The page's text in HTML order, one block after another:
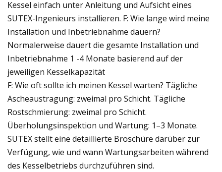
Kessel einfach unter Anleitung und Aufsicht eines
SUTEX-Ingenieurs installieren. F: Wie lange wird meine
Installation und Inbetriebnahme dauern?
Normalerweise dauert die gesamte Installation und
Inbetriebnahme 1 -4 Monate basierend auf der
jeweiligen Kesselkapazität
F: Wie oft sollte ich meinen Kessel warten? Tägliche
Ascheaustragung: zweimal pro Schicht. Tägliche
Rostschmierung: zweimal pro Schicht.
Überholungsinspektion und Wartung: 1–3 Monate.
SUTEX stellt eine detaillierte Broschüre darüber zur
Verfügung, wie und wann Wartungsarbeiten während
des Kesselbetriebs durchzuführen sind.